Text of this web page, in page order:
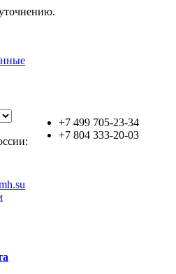
+7 499 705-23-34
+7 804 333-20-03